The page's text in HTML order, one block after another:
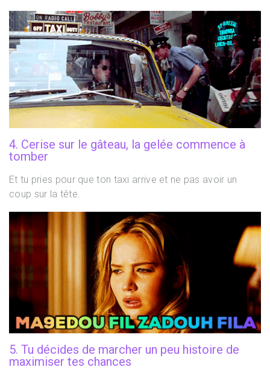
4. Cerise sur le gâteau, la gelée commence à
tomber
Et tu pries pour que ton taxi arrive et ne pas avoir un
coup sur la tête.
5. Tu décides de marcher un peu histoire de
maximiser tes chances